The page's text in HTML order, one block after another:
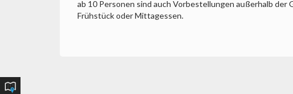
ab 10 Personen sind auch Vorbestellungen außerhalb
Frühstück oder Mittagessen.